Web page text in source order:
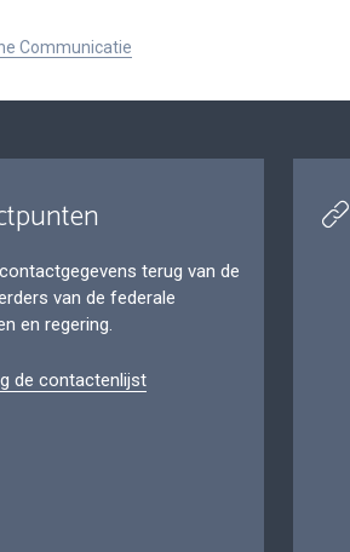
Communicatie
terug van de
van de federale
en regering.
de contactenlijst